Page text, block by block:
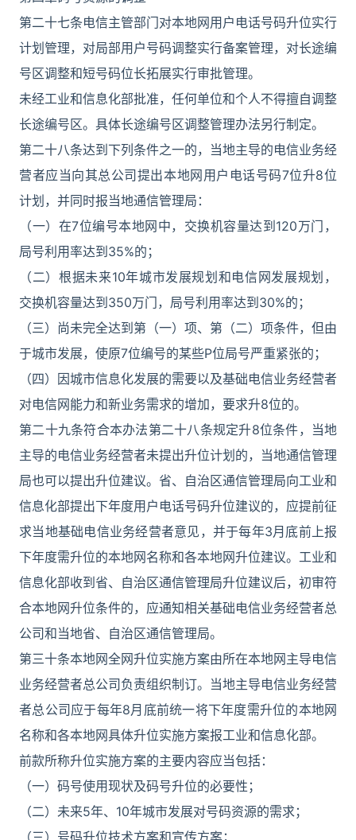
第二十七条电信主管部门对本地网用户电话号码升位实行
计划管理，对局部用户号码调整实行备案管理，对长途编
号区调整和短号码位长拓展实行审批管理。
未经工业和信息化部批准，任何单位和个人不得擅自调整
长途编号区。具体长途编号区调整管理办法另行制定。
第二十八条达到下列条件之一的，当地主导的电信业务经
营者应当向其总公司提出本地网用户电话号码7位升8位
计划，并同时报当地通信管理局：
（一）在7位编号本地网中，交换机容量达到120万门，
局号利用率达到35%的；
（二）根据未来10年城市发展规划和电信网发展规划，
交换机容量达到350万门，局号利用率达到30%的；
（三）尚未完全达到第（一）项、第（二）项条件，但由
于城市发展，使原7位编号的某些P位局号严重紧张的；
（四）因城市信息化发展的需要以及基础电信业务经营者
对电信网能力和新业务需求的增加，要求升8位的。
第二十九条符合本办法第二十八条规定升8位条件，当地
主导的电信业务经营者未提出升位计划的，当地通信管理
局也可以提出升位建议。省、自治区通信管理局向工业和
信息化部提出下年度用户电话号码升位建议的，应提前征
求当地基础电信业务经营者意见，并于每年3月底前上报
下年度需升位的本地网名称和各本地网升位建议。工业和
信息化部收到省、自治区通信管理局升位建议后，初审符
合本地网升位条件的，应通知相关基础电信业务经营者总
公司和当地省、自治区通信管理局。
第三十条本地网全网升位实施方案由所在本地网主导电信
业务经营者总公司负责组织制订。当地主导电信业务经营
者总公司应于每年8月底前统一将下年度需升位的本地网
名称和各本地网具体升位实施方案报工业和信息化部。
前款所称升位实施方案的主要内容应当包括：
（一）码号使用现状及码号升位的必要性；
（二）未来5年、10年城市发展对号码资源的需求；
（三）号码升位技术方案和宣传方案；